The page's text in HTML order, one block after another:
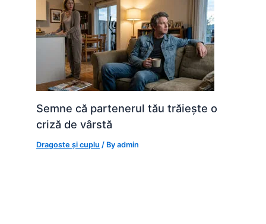
Semne că partenerul tău trăiește o
criză de vârstă
Dragoste și cuplu / Byadmin